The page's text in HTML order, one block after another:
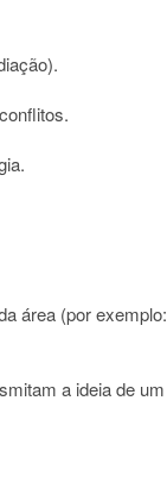
área (por exemplo:
a ideia de um